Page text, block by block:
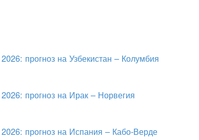
прогноз на Узбекистан – Колумбия
прогноз на Ирак – Норвегия
прогноз на Испания – Кабо-Верде